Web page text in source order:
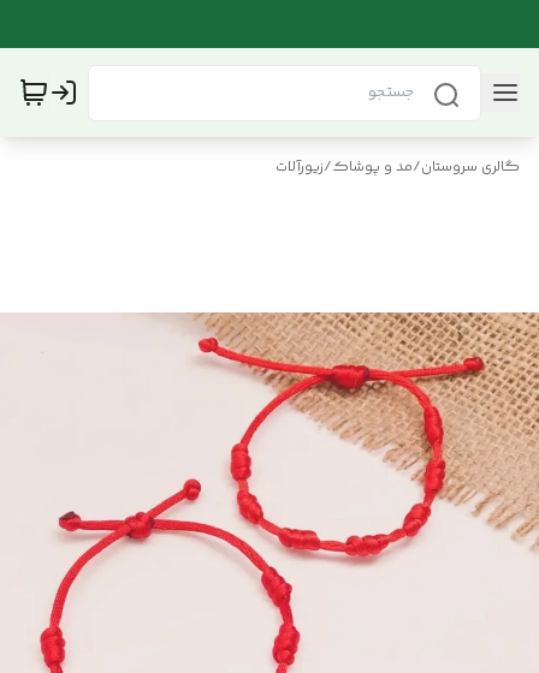
گالری سروستان/مد و پوشاک/زیورآلات